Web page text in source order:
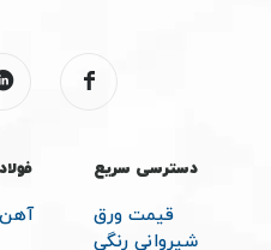
دسترسی سریع
قیمت ورق
شیروانی رنگی